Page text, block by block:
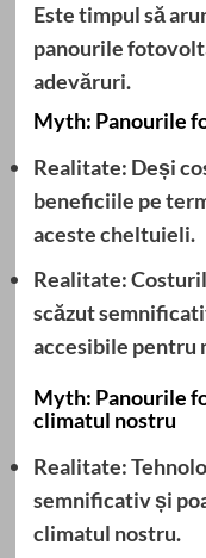
Este timpul să
panourile
adevăruri.
Myth: Panourile
Realitate: Deși
beneficiile pe
aceste cheltuieli.
Realitate:
scăzut
accesibile pentru
Myth: Panourile
climatul nostru
Realitate:
semnificativ și
climatul nostru.